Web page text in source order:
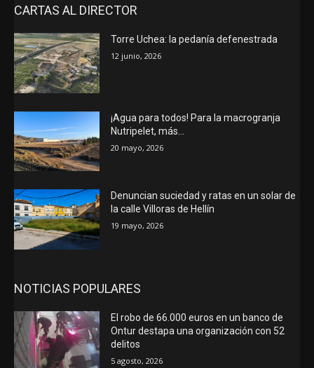
CARTAS AL DIRECTOR
Torre Uchea: la pedanía defenestrada
12 junio, 2026
¡Agua para todos! Para la macrogranja
Nutripelet, más…
20 mayo, 2026
Denuncian suciedad y ratas en un solar de
la calle Villoras de Hellín
19 mayo, 2026
NOTICIAS POPULARES
El robo de 66.000 euros en un banco de
Ontur destapa una organización con 52
delitos
5 agosto, 2026